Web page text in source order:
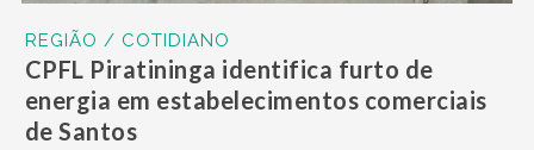
REGIÃO / COTIDIANO
CPFL Piratininga identifica furto de
energia em estabelecimentos comerciais
de Santos